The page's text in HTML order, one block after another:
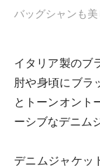
バッグシャンも
イタリア製のブ
肘や身頃にブラ
とトーンオント
ーシブなデニム
デニムジャケッ